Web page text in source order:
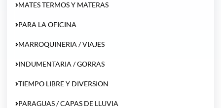
MATES TERMOS Y MATERAS
PARA LA OFICINA
MARROQUINERIA / VIAJES
INDUMENTARIA / GORRAS
TIEMPO LIBRE Y DIVERSION
PARAGUAS / CAPAS DE LLUVIA